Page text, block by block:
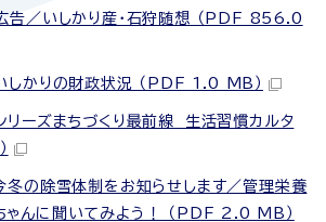
告／いしかり産・石狩随想 （PDF 856.0
しかりの財政状況 （PDF 1.0 MB）
リーズまちづくり最前線 生活習慣カルタ
冬の除雪体制をお知らせします／管理栄養
ゃんに聞いてみよう！ （PDF 2.0 MB）